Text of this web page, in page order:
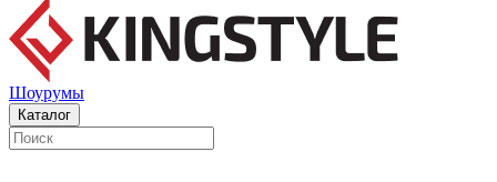
Шоурумы
Каталог